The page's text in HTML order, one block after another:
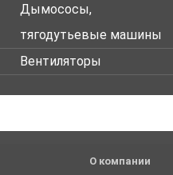
Дымососы,
тягодутьевые машины
Вентиляторы
О компании